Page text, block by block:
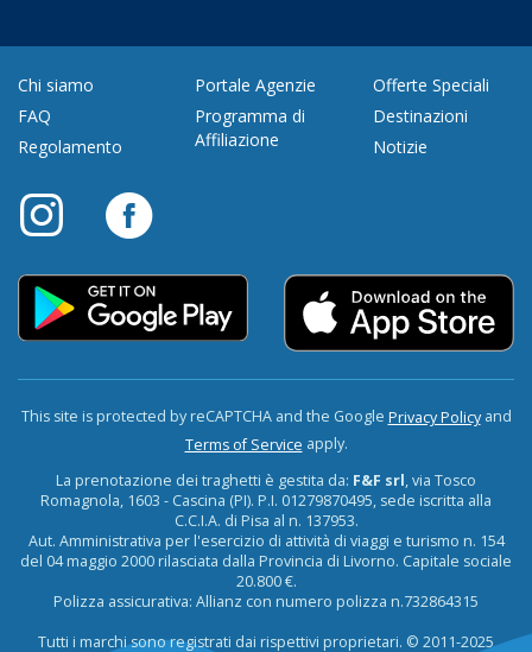
Chi siamo
FAQ
Regolamento
Portale Agenzie
Programma di
Affiliazione
Offerte Speciali
Destinazioni
Notizie
This site is protected by reCAPTCHA and the Google Privacy Policyand
Terms of Service apply.
La prenotazione dei traghetti è gestita da: F&F srl, via Tosco
Romagnola, 1603 - Cascina (PI). P.I. 01279870495, sede iscritta alla
C.C.I.A. di Pisa al n. 137953.
Aut. Amministrativa per l'esercizio di attività di viaggi e turismo n. 154
del 04 maggio 2000 rilasciata dalla Provincia di Livorno. Capitale sociale
20.800 €.
Polizza assicurativa: Allianz con numero polizza n.732864315
Tutti i marchi sono registrati dai rispettivi proprietari. © 2011-2025